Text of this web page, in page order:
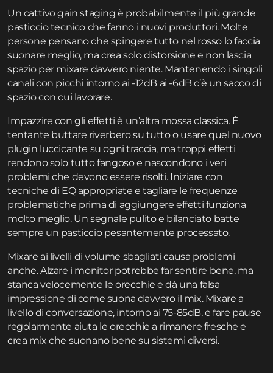
Un cattivo gain staging è probabilmente il più grande
pasticcio tecnico che fanno i nuovi produttori. Molte
persone pensano che spingere tutto nel rosso lo faccia
suonare meglio, ma crea solo distorsione e non lascia
spazio per mixare davvero niente. Mantenendo i singoli
canali con picchi intorno ai -12dB ai -6dB c’è un sacco di
spazio con cui lavorare.
Impazzire con gli effetti è un’altra mossa classica. È
tentante buttare riverbero su tutto o usare quel nuovo
plugin luccicante su ogni traccia, ma troppi effetti
rendono solo tutto fangoso e nascondono i veri
problemi che devono essere risolti. Iniziare con
tecniche di EQ appropriate e tagliare le frequenze
problematiche prima di aggiungere effetti funziona
molto meglio. Un segnale pulito e bilanciato batte
sempre un pasticcio pesantemente processato.
Mixare ai livelli di volume sbagliati causa problemi
anche. Alzare i monitor potrebbe far sentire bene, ma
stanca velocemente le orecchie e dà una falsa
impressione di come suona davvero il mix. Mixare a
livello di conversazione, intorno ai 75-85dB, e fare pause
regolarmente aiuta le orecchie a rimanere fresche e
crea mix che suonano bene su sistemi diversi.